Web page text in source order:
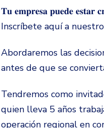
𝐓𝐮 𝐞𝐦𝐩𝐫𝐞𝐬𝐚 𝐩𝐮𝐞𝐝𝐞 𝐞𝐬𝐭𝐚𝐫
Inscríbete aquí a
Abordaremos las
antes de que se
Tendremos como
quien lleva 5 años
operación regional en